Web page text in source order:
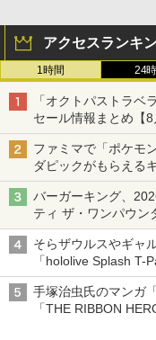
アクセスランキ
1時間 24
「オクトパストラベ
セール情報まとめ【8
ニンテンドーeショ
ファミマで「ポケモ
ダピックがもらえる
バーガーキング、
ティ ザ・ワンパウン
「特製ガーリックマ
そらザウルスやギャ
「hololive Splash T-
ライン販売開始
手塚治虫氏のマンガ
「THE RIBBON